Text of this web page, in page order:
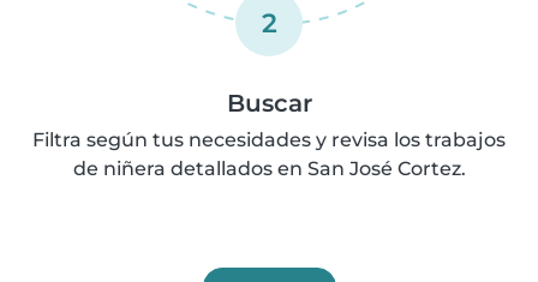
2
Buscar
Filtra según tus necesidades y revisa los trabajos
de niñera detallados en San José Cortez.